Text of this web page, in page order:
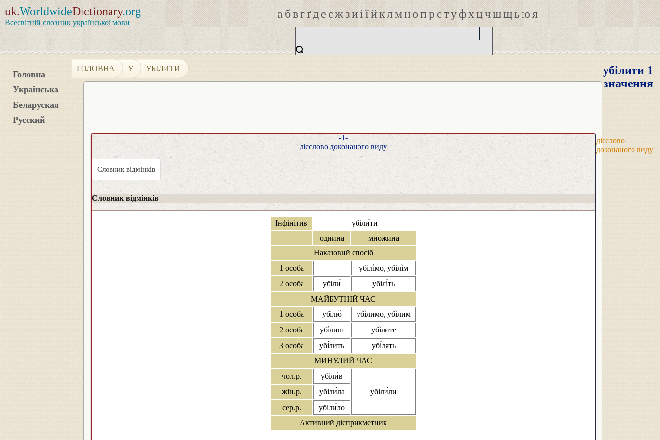
uk.WorldwideDictionary.org
Всесвітній словник української мови
абвгґдеєжзиіїйклмнопрстуфхцчшщьюя
Головна
Українська
Беларуская
Русский
ГОЛОВНА У УБІЛИТИ
убілити 1
значення
дієслово
доконаного виду
-1-
дієслово доконаного виду
Словник відмінків
Словник відмінків
Інфінітив
убіли́ти
однина
множина
Наказовий спосіб
1 особа
убілі́мо, убілі́м
2 особа
убіли́
убілі́ть
МАЙБУТНІЙ ЧАС
1 особа
убілю́
убі́лимо, убі́лим
2 особа
убі́лиш
убі́лите
3 особа
убі́лить
убі́лять
МИНУЛИЙ ЧАС
чол.р.
убіли́в
убіли́ли
жін.р.
убіли́ла
сер.р.
убіли́ло
Активний дієприкметник